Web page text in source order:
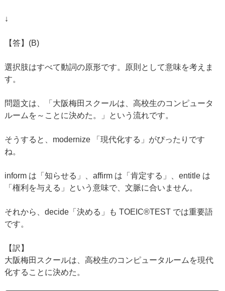
↓
【答】(B)
選択肢はすべて動詞の原形です。原則として意味を考えま
す。
問題文は、「大阪梅田スクールは、高校生のコンピュータ
ルームを～ことに決めた。」という流れです。
そうすると、modernize 「現代化する」がぴったりです
ね。
inform は「知らせる」、affirm は「肯定する」、entitle は
「権利を与える」という意味で、文脈に合いません。
それから、decide「決める」も TOEIC®TEST では重要語
です。
【訳】
大阪梅田スクールは、高校生のコンピュータルームを現代
化することに決めた。